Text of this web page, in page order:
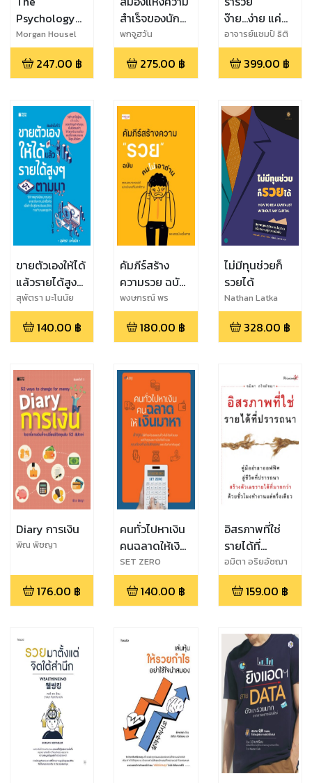
Psychology
of Money
จิตวิทยาว่าด้วย
เงิน
Morgan Housel
247.00 ฿
สำเร็จของนัก
จัดระเบียบความ
คิด
พกจูฮวัน
275.00 ฿
ง๊าย...ง่าย แค่
เข้าใจ การ
ตลาด
Wealthy
อาจารย์แชมป์ ธิติ
พล เทียมจันทร์
399.00 ฿
ขายตัวเองให้ได้
แล้วรายได้สูงๆ
จะตามมา
สุพัตรา มะโนนัย
140.00 ฿
คัมภีร์สร้าง
ความรวย ฉบับ
คนไม่เอาถ่าน
พงษกรณ์ พร
ไพศาล
180.00 ฿
ไม่มีทุนช่วยก็
รวยได้
Nathan Latka
328.00 ฿
Diary การเงิน
พิณ พิชญา
176.00 ฿
คนทั่วไปหาเงิน
คนฉลาดให้เงิน
มาหา
SET ZERO
140.00 ฿
อิสรภาพที่ใช่
รายได้ที่
ปรารถนา
อมิตา อริยอัชฌา
159.00 ฿